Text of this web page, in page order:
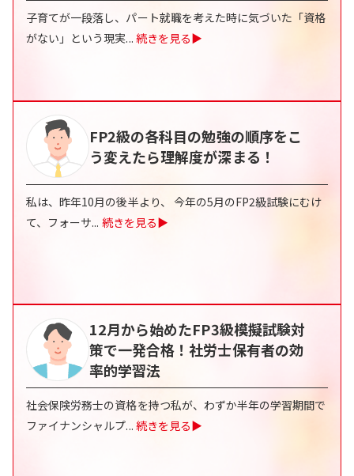
子育てが一段落し、パート就職を考えた時に気づいた「資格
がない」という現実... 続きを見る▶
FP2級の各科目の勉強の順序をこ
う変えたら理解度が深まる！
私は、昨年10月の後半より、 今年の5月のFP2級試験にむけ
て、フォーサ... 続きを見る▶
12月から始めたFP3級模擬試験対
策で一発合格！社労士保有者の効
率的学習法
社会保険労務士の資格を持つ私が、わずか半年の学習期間で
ファイナンシャルプ... 続きを見る▶